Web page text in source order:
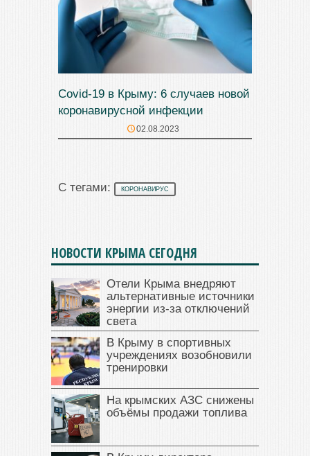
Covid-19 в Крыму: 6 случаев новой
коронавирусной инфекции
02.08.2023
С тегами: КОРОНАВИРУС
НОВОСТИ КРЫМА СЕГОДНЯ
Отели Крыма внедряют
альтернативные источники
энергии из-за отключений
света
В Крыму в спортивных
учреждениях возобновили
тренировки
На крымских АЗС снижены
объёмы продажи топлива